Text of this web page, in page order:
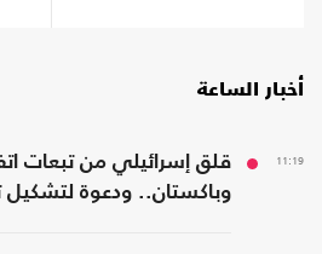
أخبار الساعة
11:19
قلق إسرائيلي من تبعات
وباكستان.. ودعوة لتشكيل